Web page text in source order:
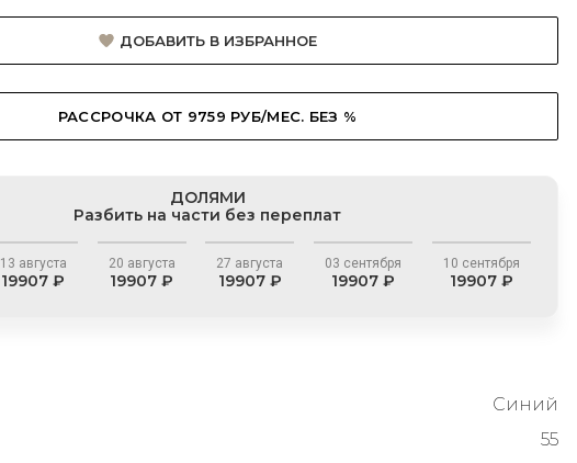
ДОБАВИТЬ В ИЗБРАННОЕ
РАССРОЧКА ОТ 9759 РУБ/МЕС. БЕЗ %
ДОЛЯМИ
Разбить на части без переплат
13 августа
19907 ₽
20 августа
19907 ₽
27 августа
19907 ₽
03 сентября
19907 ₽
10 сентября
19907 ₽
Синий
55